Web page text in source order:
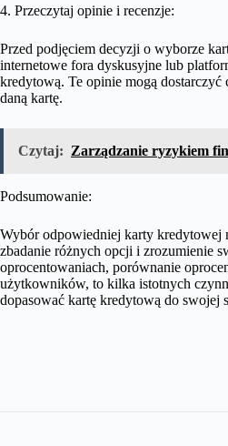
4. Przeczytaj opinie i recenzje:
Przed podjęciem decyzji o wyborze
internetowe fora dyskusyjne lub
kredytową. Te opinie mogą
daną kartę.
Czytaj: Zarządzanie ryzykiem
Podsumowanie:
Wybór odpowiedniej karty kredytowej
zbadanie różnych opcji i zrozumienie
oprocentowaniach, porównanie
użytkowników, to kilka istotnych
dopasować kartę kredytową do swojej